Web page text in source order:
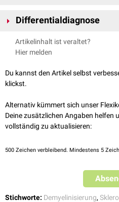
sich um eine Variante der akuten
sich dem Formenkreis der
und einemletalenAusgang. Je nach
Pseudobulbärparalysekommen.
Differentialdiagnose
Die diffuse zerebrale Sklerose kommt
Differentialdiagnose
Artikelinhalt ist veraltet?
Hier melden
Du kannst den Artikel selbst
klickst.
Alternativ kümmert sich unser
Deine zusätzlichen Angaben helfen
vollständig zu aktualisieren:
500 Zeichen verbleibend. Mindestens 5
Stichworte: Demyelinisierung,